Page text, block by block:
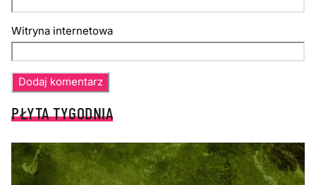
Witryna internetowa
PŁYTA TYGODNIA